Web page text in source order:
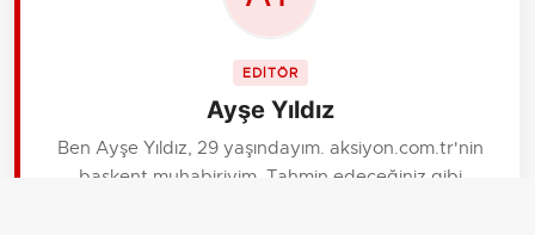
EDİTÖR
Ayşe Yıldız
Ben Ayşe Yıldız, 29 yaşındayım. aksiyon.com.tr'nin
başkent muhabiriyim. Tahmin edeceğiniz gibi